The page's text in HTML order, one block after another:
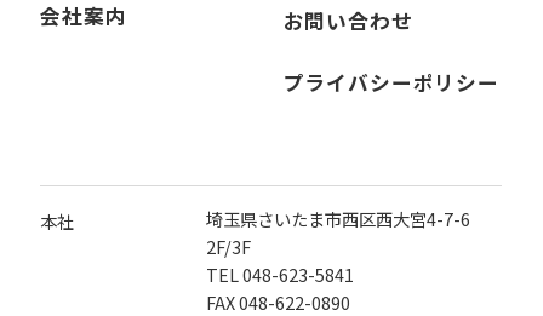
会社案内 お問い合わせ
プライバシーポリシー
本社
埼玉県さいたま市西区西大宮4-7-6
2F/3F
TEL048-623-5841
FAX 048-622-0890